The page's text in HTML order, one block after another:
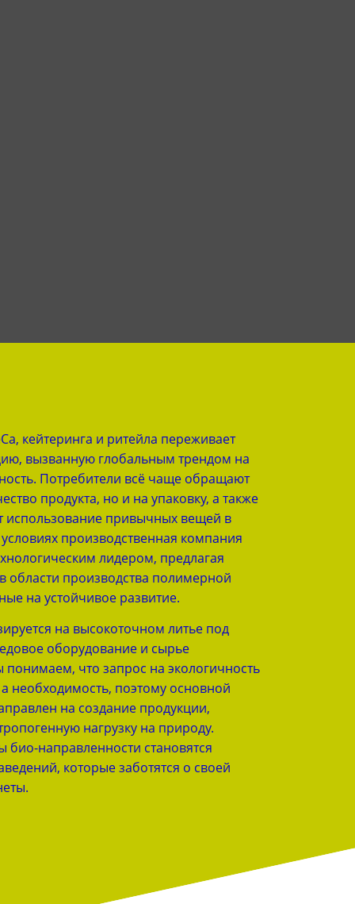
кейтеринга и ритейла переживает
вызванную глобальным трендом на
Потребители всё чаще обращают
продукта, но и на упаковку, а также
использование привычных вещей в
производственная компания
лидером, предлагая
производства полимерной
на устойчивое развитие.
на высокоточном литье под
оборудование и сырье
что запрос на экологичность
необходимость, поэтому основной
на создание продукции,
нагрузку на природу.
направленности становятся
которые заботятся о своей